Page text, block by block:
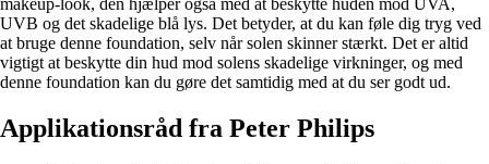
makeup-look, den hjælper også med at beskytte huden mod UVA,
UVB og det skadelige blå lys. Det betyder, at du kan føle dig tryg ved
at bruge denne foundation, selv når solen skinner stærkt. Det er altid
vigtigt at beskytte din hud mod solens skadelige virkninger, og med
denne foundation kan du gøre det samtidig med at du ser godt ud.
Applikationsråd fra Peter Philips